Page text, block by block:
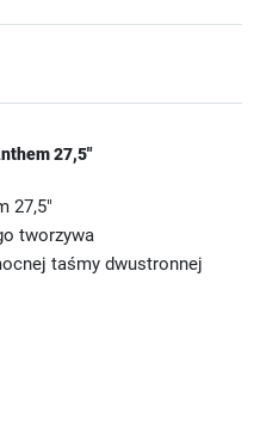
27,5"
27,5"
tworzywa
taśmy dwustronnej